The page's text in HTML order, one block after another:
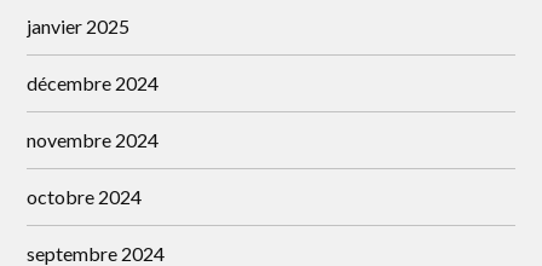
janvier 2025
décembre 2024
novembre 2024
octobre 2024
septembre 2024